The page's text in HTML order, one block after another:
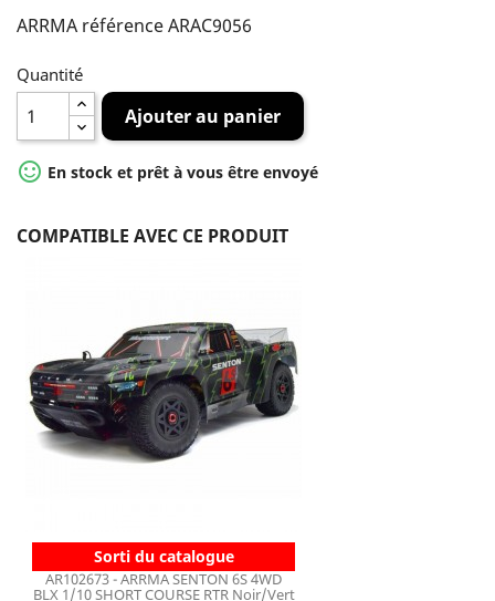
ARRMA référence ARAC9056
Quantité
Ajouter au panier
 En stock et prêt à vous être envoyé
COMPATIBLE AVEC CE PRODUIT
Sorti du catalogue
AR102673 - ARRMA SENTON 6S 4WD
BLX 1/10 SHORT COURSE RTR Noir/Vert